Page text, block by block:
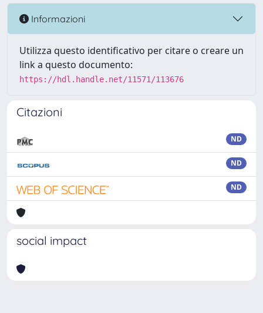
Informazioni
Utilizza questo identificativo per citare o creare un
link a questo documento:
https://hdl.handle.net/11571/113676
Citazioni
ND
ND
ND
social impact